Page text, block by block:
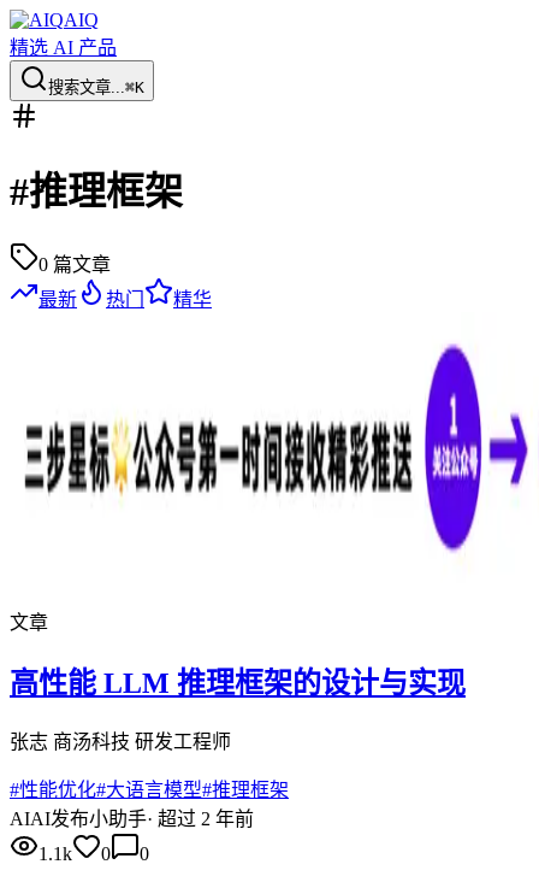
AIQ
精选 AI 产品
搜索文章...⌘K
#推理框架
0 篇文章
最新
热门 精华
文章
高性能 LLM 推理框架的设计与实现
张志 商汤科技 研发工程师
#性能优化#大语言模型#推理框架
AIAI发布小助手· 超过 2 年前
1.1k
0 0